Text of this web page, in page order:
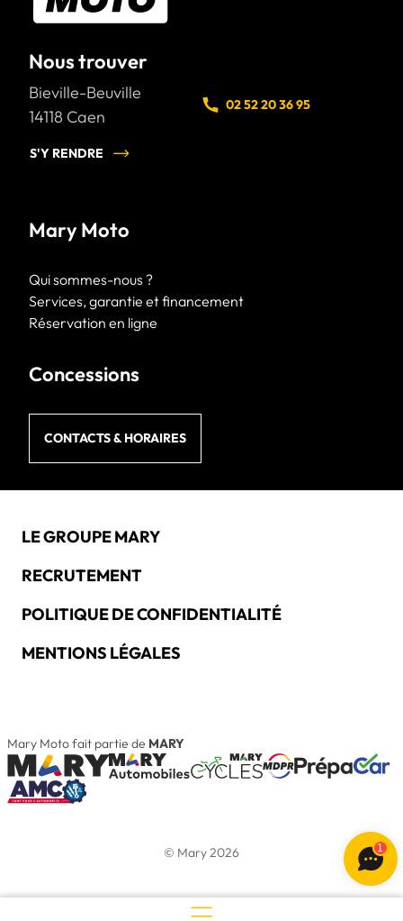
Nous trouver
Bieville-Beuville
14118 Caen
S'Y RENDRE
02 52 20 36 95
Mary Moto
Qui sommes-nous ?
Services, garantie et financement
Réservation en ligne
Concessions
CONTACTS & HORAIRES
LE GROUPE MARY
RECRUTEMENT
POLITIQUE DE CONFIDENTIALITÉ
MENTIONS LÉGALES
Mary Moto fait partie de MARY
© Mary 2026 1